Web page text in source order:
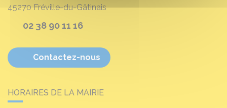
45270 Fréville-du-Gâtinais
02 38 90 11 16
Contactez-nous
HORAIRES DE LA MAIRIE